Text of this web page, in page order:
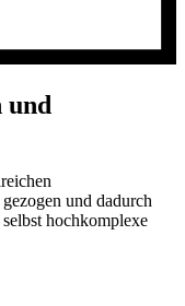
und
und dadurch
hochkomplexe